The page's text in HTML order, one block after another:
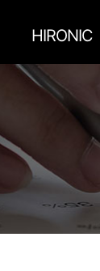
HIRONIC